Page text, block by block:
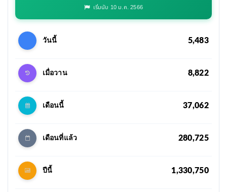
เริ่มนับ 10 ม.ค. 2566
วันนี้ 5,483
เมื่อวาน 8,822
เดือนนี้ 37,062
เดือนที่แล้ว 280,725
ปีนี้ 1,330,750